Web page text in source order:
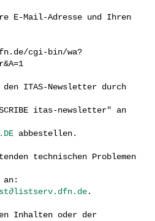
E-Mail-Adresse und Ihren
cgi-bin/wa?
ITAS-Newsletter durch
itas-newsletter" an
abbestellen.
technischen Problemen
.
Inhalten oder der